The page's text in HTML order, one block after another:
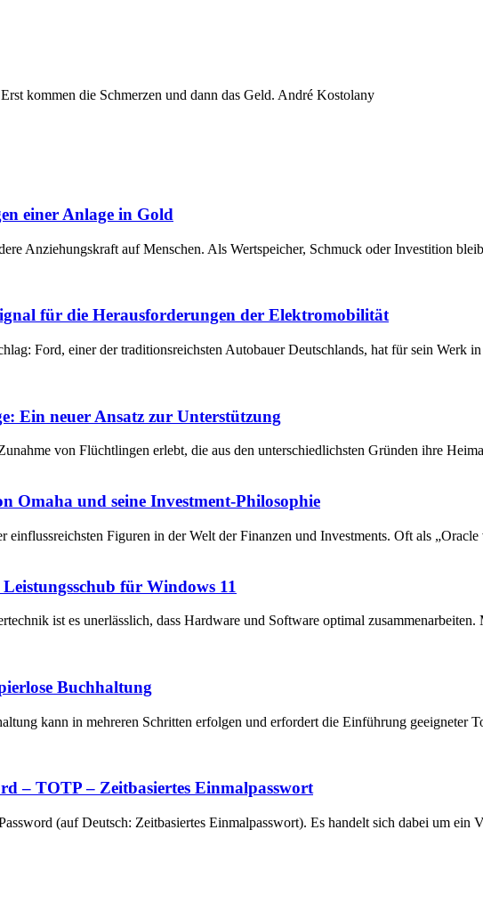
kommen die Schmerzen und dann das Geld. André Kostolany
einer Anlage in Gold
Anziehungskraft auf Menschen. Als Wertspeicher, Schmuck oder Investition
für die Herausforderungen der Elektromobilität
Ford, einer der traditionsreichsten Autobauer Deutschlands, hat für sein
Ein neuer Ansatz zur Unterstützung
von Flüchtlingen erlebt, die aus den unterschiedlichsten Gründen ihre
Omaha und seine Investment-Philosophie
Figuren in der Welt der Finanzen und Investments. Oft als
für Windows 11
ist es unerlässlich, dass Hardware und Software optimal
Buchhaltung
kann in mehreren Schritten erfolgen und erfordert die Einführung geeigneter
– TOTP – Zeitbasiertes Einmalpasswort
(auf Deutsch: Zeitbasiertes Einmalpasswort). Es handelt sich dabei um